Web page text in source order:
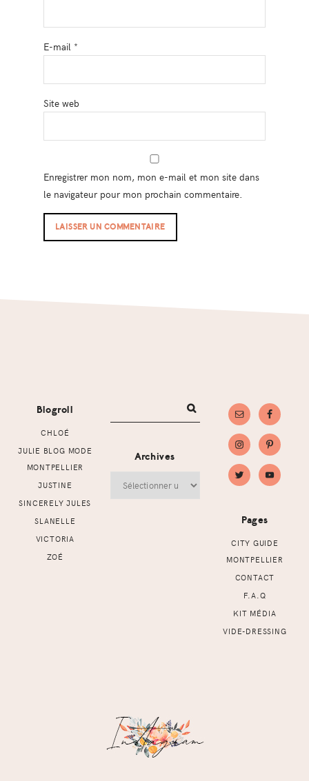
E-mail *
Site web
Enregistrer mon nom, mon e-mail et mon site dans
le navigateur pour mon prochain commentaire.
Blogroll
CHLOÉ
JULIE BLOG MODE
MONTPELLIER
JUSTINE
SINCERELY JULES
SLANELLE
VICTORIA
ZOÉ
Archives
Pages
CITY GUIDE
MONTPELLIER
CONTACT
F.A.Q
KIT MÉDIA
VIDE-DRESSING